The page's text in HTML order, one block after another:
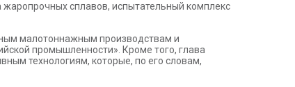
жаропрочных сплавов, испытательный комплекс
малотоннажным производствам и
промышленности». Кроме того, глава
технологиям, которые, по его словам,